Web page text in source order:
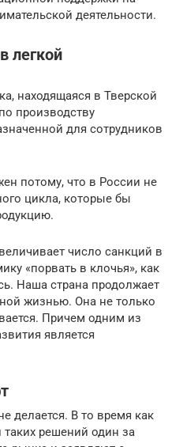
деятельности.
легкой
находящаяся в Тверской
производству
для сотрудников
потому, что в России не
цикла, которые бы
число санкций в
«порвать в клочья», как
Наша страна продолжает
жизнью. Она не только
Причем одним из
является
делается. В то время как
таких решений один за